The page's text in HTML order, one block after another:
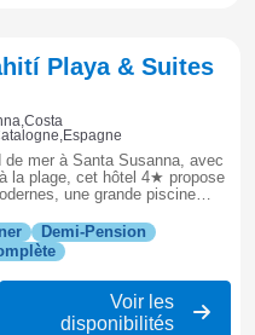
Playa & Suites
de mer à Santa Susanna, avec
la plage, cet hôtel 4★ propose
une grande piscine
Demi-Pension
Voir les
disponibilités